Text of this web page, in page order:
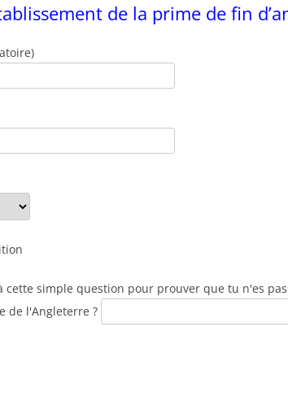
de la prime de fin
cette simple question pour prouver que tu n'es
de l'Angleterre ?